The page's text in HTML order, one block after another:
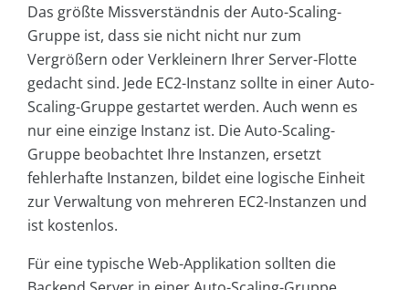
Das größte Missverständnis der Auto-Scaling-
Gruppe ist, dass sie nicht nicht nur zum
Vergrößern oder Verkleinern Ihrer Server-Flotte
gedacht sind. Jede EC2-Instanz sollte in einer Auto-
Scaling-Gruppe gestartet werden. Auch wenn es
nur eine einzige Instanz ist. Die Auto-Scaling-
Gruppe beobachtet Ihre Instanzen, ersetzt
fehlerhafte Instanzen, bildet eine logische Einheit
zur Verwaltung von mehreren EC2-Instanzen und
ist kostenlos.
Für eine typische Web-Applikation sollten die